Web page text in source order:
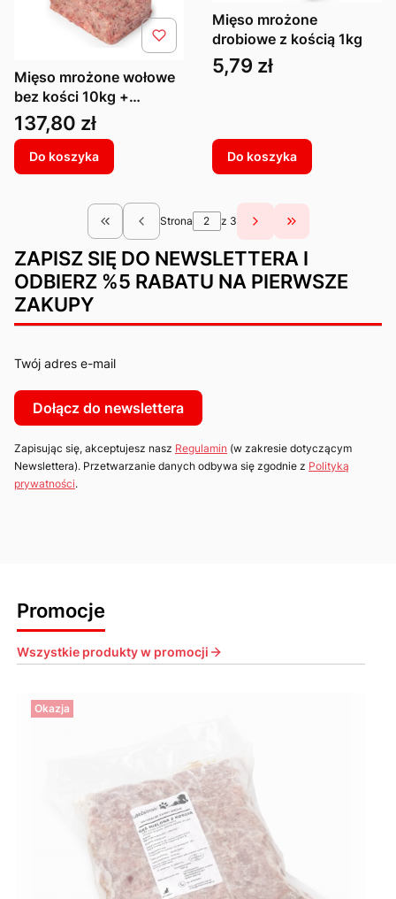
Mięso mrożone wołowe
bez kości 10kg +
drobiowe z kością 10kg
Cena
137,80 zł
Do koszyka
Mięso mrożone
drobiowe z kością 1kg
Cena
5,79 zł
Do koszyka
Wróć do pierwszej strony z produktami
Strona z 3 Przejdź do
ZAPISZ SIĘ DO NEWSLETTERA I
ODBIERZ %5 RABATU NA PIERWSZE
ZAKUPY
Twój adres e-mail
Dołącz do newslettera
Zapisując się, akceptujesz nasz Regulamin (w zakresie dotyczącym
Newslettera). Przetwarzanie danych odbywa się zgodnie z Polityką
prywatności.
Promocje
Wszystkie produkty w promocji
Okazja